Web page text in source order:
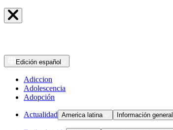
Edición español
Adiccion
Adolescencia
Adopción
Actualidad America latina Información general